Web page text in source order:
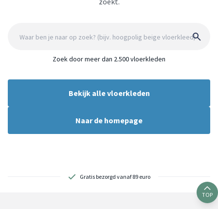
Zoek door meer dan 2.500 vloerkleden
Bekijk alle vloerkleden
Naar de homepage
Gratis bezorgd vanaf 89 euro
TOP